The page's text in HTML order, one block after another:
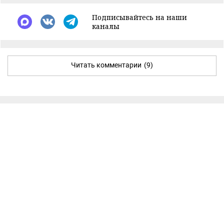
Подписывайтесь на наши
каналы
Читать комментарии (9)